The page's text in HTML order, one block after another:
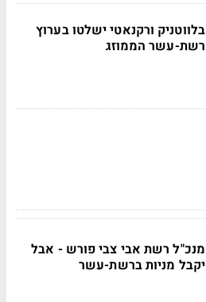
בלווטניק ורקנאטי ישלטו בערוץ
רשת-עשר הממוזג
מנכ"ל רשת אבי צבי פורש - אבל
יקבל מניות ברשת-עשר